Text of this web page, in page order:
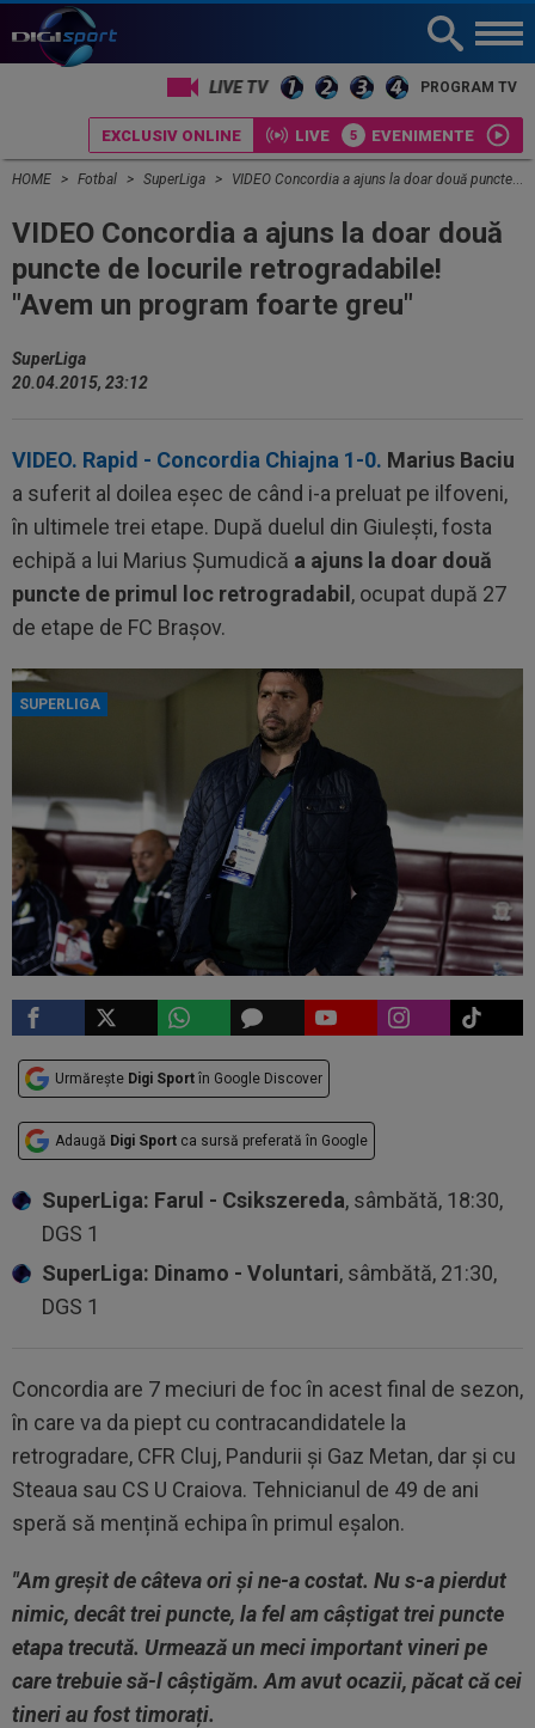
LIVE TV PROGRAM TV
EXCLUSIV ONLINE LIVE EVENIMENTE
HOME Fotbal SuperLiga VIDEO Concordia a ajuns la doar două puncte de locurile retrogradabile! "Avem un program foarte greu"
VIDEO Concordia a ajuns la doar două
puncte de locurile retrogradabile!
"Avem un program foarte greu"
SuperLiga
20.04.2015, 23:12
VIDEO. Rapid - Concordia Chiajna 1-0. Marius Baciu
a suferit al doilea eșec de când i-a preluat pe ilfoveni,
în ultimele trei etape. După duelul din Giulești, fosta
echipă a lui Marius Șumudică a ajuns la doar două
puncte de primul loc retrogradabil , ocupat după 27
de etape de FC Brașov.
SUPERLIGA
Urmărește Digi Sport în Google Discover
Adaugă Digi Sport ca sursă preferată în Google
SuperLiga: Farul - Csikszereda, sâmbătă, 18:30,
DGS 1
SuperLiga: Dinamo - Voluntari, sâmbătă, 21:30,
DGS 1
Concordia are 7 meciuri de foc în acest final de sezon,
în care va da piept cu contracandidatele la
retrogradare, CFR Cluj, Pandurii și Gaz Metan, dar și cu
Steaua sau CS U Craiova. Tehnicianul de 49 de ani
speră să mențină echipa în primul eșalon.
"Am greșit de câteva ori și ne-a costat. Nu s-a pierdut
nimic, decât trei puncte, la fel am câștigat trei puncte
etapa trecută. Urmează un meci important vineri pe
care trebuie să-l câștigăm. Am avut ocazii, păcat că cei
tineri au fost timorați.